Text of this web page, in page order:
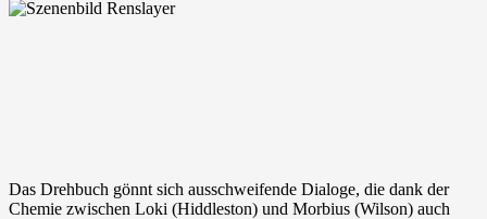
Das Drehbuch gönnt sich ausschweifende Dialoge, die dank der
Chemie zwischen Loki (Hiddleston) und Morbius (Wilson) auch